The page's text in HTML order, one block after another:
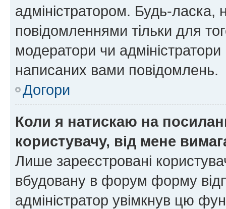
адміністратором. Будь-
повідомленнями тільки для
модератори чи
написаних вами повідомлень.
Догори
Коли я натискаю на
користувачу, від мене
Лише зареєстровані
вбудовану в форум форму
адміністратор увімкнув цю